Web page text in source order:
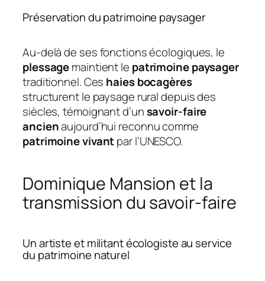
Préservation du patrimoine paysager
Au-delà de ses fonctions écologiques, le
plessagemaintient le patrimoine paysager
traditionnel. Ces haies bocagères
structurent le paysage rural depuis des
siècles, témoignant d’unsavoir-faire
ancienaujourd’hui reconnu comme
patrimoine vivantpar l’UNESCO.
Dominique Mansion et la
transmission du savoir-faire
Un artiste et militant écologiste au service
du patrimoine naturel